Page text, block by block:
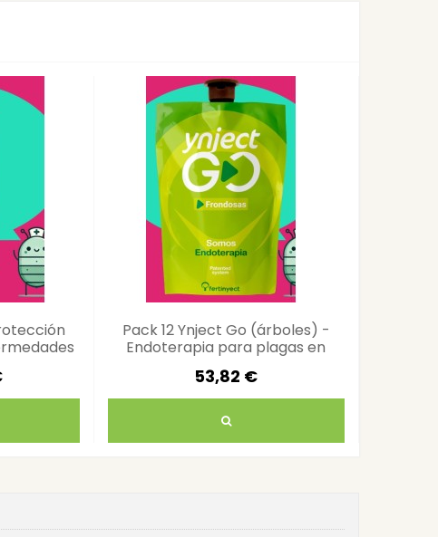
Pack 12 Ynject Go (árboles) -
Endoterapia para plagas en
53,82 €